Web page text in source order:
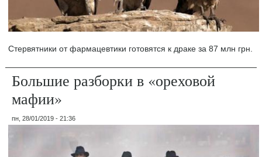
Стервятники от фармацевтики готовятся к драке за 87 млн грн.
Большие разборки в «ореховой
мафии»
пн, 28/01/2019 - 21:36